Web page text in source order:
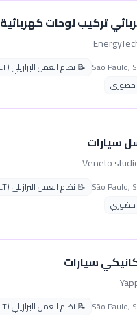
تركيب لوحات كهربائية
📝 نظام العمل البرازيلي (CLT)
سيارات
📝 نظام العمل البرازيلي (CLT)
سيارات
📝 نظام العمل البرازيلي (CLT)